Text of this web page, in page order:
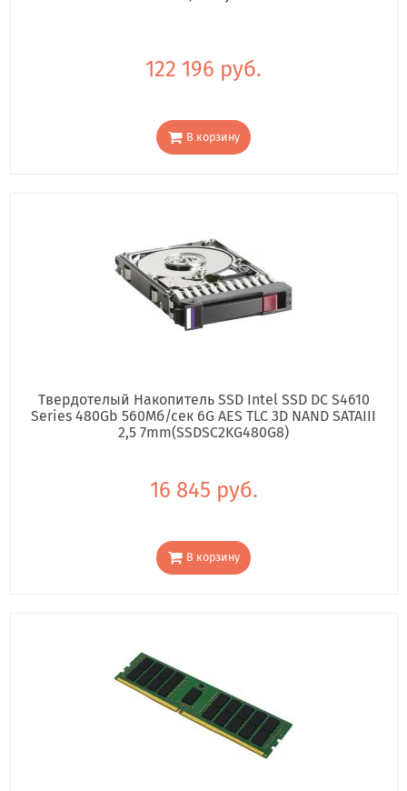
122 196 руб.
В корзину
Твердотелый Накопитель SSD Intel SSD DC S4610
Series 480Gb 560Мб/сек 6G AES TLC 3D NAND SATAIII
2,5 7mm(SSDSC2KG480G8)
16 845 руб.
В корзину